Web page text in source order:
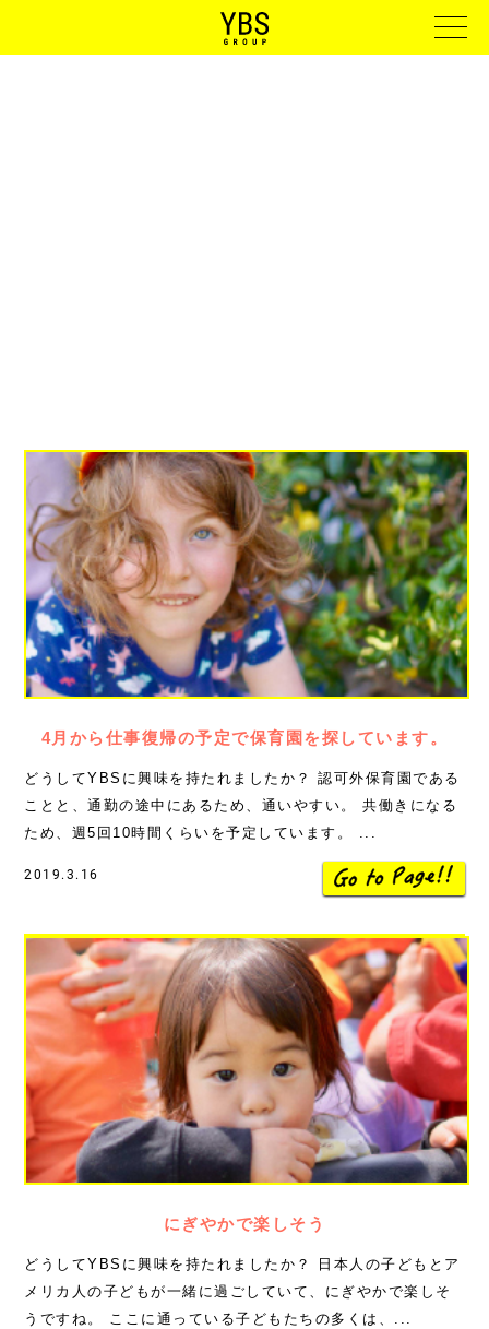
4月から仕事復帰の予定で保育園を探しています。
どうしてYBSに興味を持たれましたか？ 認可外保育園である
ことと、通勤の途中にあるため、通いやすい。 共働きになる
ため、週5回10時間くらいを予定しています。 ...
2019.3.16
にぎやかで楽しそう
どうしてYBSに興味を持たれましたか？ 日本人の子どもとア
メリカ人の子どもが一緒に過ごしていて、にぎやかで楽しそ
うですね。 ここに通っている子どもたちの多くは、...